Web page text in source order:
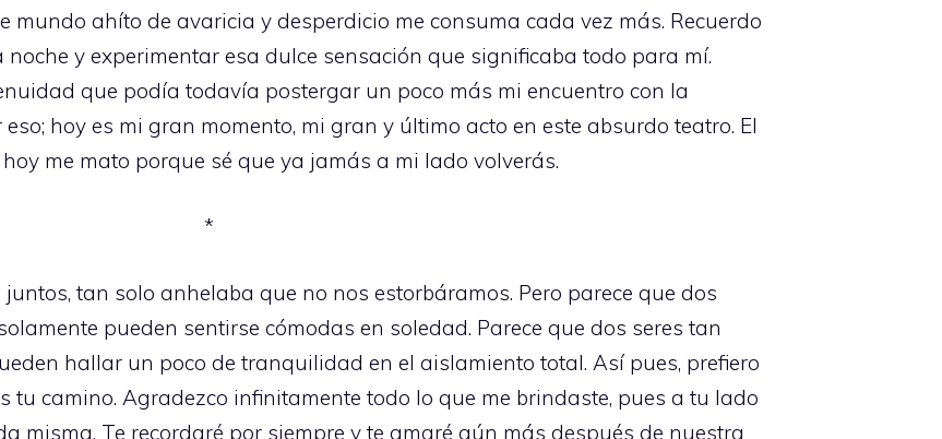
ahíto de avaricia y desperdicio me consuma cada vez más. Recuerdo
y experimentar esa dulce sensación que significaba todo para mí.
que podía todavía postergar un poco más mi encuentro con la
hoy es mi gran momento, mi gran y último acto en este absurdo teatro. El
me mato porque sé que ya jamás a mi lado volverás.
*
tan solo anhelaba que no nos estorbáramos. Pero parece que dos
pueden sentirse cómodas en soledad. Parece que dos seres tan
hallar un poco de tranquilidad en el aislamiento total. Así pues, prefiero
tu camino. Agradezco infinitamente todo lo que me brindaste, pues a tu lado
misma. Te recordaré por siempre y te amaré aún más después de nuestra